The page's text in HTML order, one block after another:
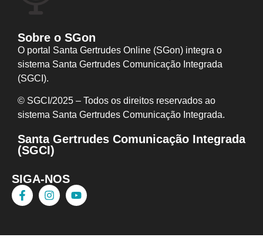
Sobre o SGon
O portal Santa Gertrudes Online (SGon) integra o
sistema Santa Gertrudes Comunicação Integrada
(SGCI).
© SGCI/2025 – Todos os direitos reservados ao
sistema Santa Gertrudes Comunicação I ntegrada.
Santa Gertrudes Comunicação Integrada
(SGCI)
SIGA-NOS